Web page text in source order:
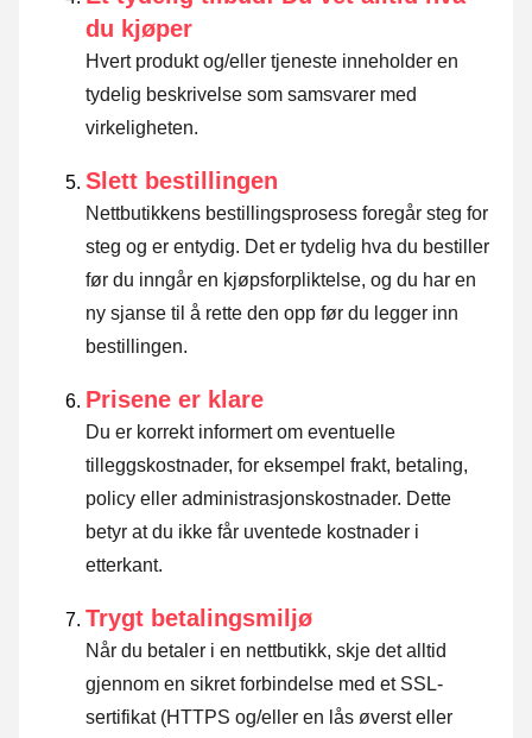
du kjøper
Hvert produkt og/eller tjeneste inneholder en
tydelig beskrivelse som samsvarer med
virkeligheten.
Slett bestillingen
Nettbutikkens bestillingsprosess foregår steg for
steg og er entydig. Det er tydelig hva du bestiller
før du inngår en kjøpsforpliktelse, og du har en
ny sjanse til å rette den opp før du legger inn
bestillingen.
Prisene er klare
Du er korrekt informert om eventuelle
tilleggskostnader, for eksempel frakt, betaling,
policy eller administrasjonskostnader. Dette
betyr at du ikke får uventede kostnader i
etterkant.
Trygt betalingsmiljø
Når du betaler i en nettbutikk, skje det alltid
gjennom en sikret forbindelse med et SSL-
sertifikat (HTTPS og/eller en lås øverst eller